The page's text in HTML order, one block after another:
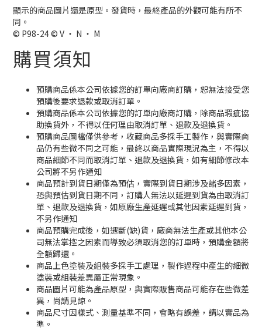
顯示的商品圖片還是原型。發貨時，最終產品的外觀可能有所不
同。
© P98-24 © V ・ N ・ M
購買須知
預購商品係本公司依據您的訂單向廠商訂購，恕無法接受您
預購後要求退款或取消訂單。
預購商品係本公司依據您的訂單向廠商訂購，除商品瑕疵協
助換貨外，不得以任何理由取消訂單、退款及退換貨。
預購商品圖檔僅供參考，收藏商品多採手工製作，與實際商
品仍有些微不同之可能，最終以商品實際現況為主，不得以
商品細節不同而取消訂單、退款及退換貨，如有細節修改本
公司將不另作通知
商品預計到貨日期僅為預估，實際到貨日期涉及諸多因素，
恐與預估到貨日期不同，訂購人無法以延遲到貨為由取消訂
單、退款及退換貨，如原廠生產延遲或其他因素延遲到貨，
不另作通知
商品預購完成後，如遇斷(缺)貨，廠商無法生產或其他本公
司無法掌控之因素而導致必須取消您的訂單時，預購金額將
全額歸還。
商品上色塗裝及組裝多採手工處理，製作過程中產生的細微
塗裝或組裝差異屬正常現象。
商品圖片可能為產品原型，與實際販售商品可能存在些微差
異，尚請見諒。
商品尺寸因樣式、測量基準不同，會略有誤差，請以實品為
準。